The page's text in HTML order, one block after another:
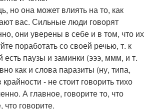
но она может влиять на то, как
вас. Сильные люди говорят
они уверены в себе и в том, что их
поработать со своей речью, т. к
есть паузы и заминки (эээ, ммм, и т.
как и слова паразиты (ну, типа,
- не стоит говорить тихо
А главное, говорите то, что
что говорите.